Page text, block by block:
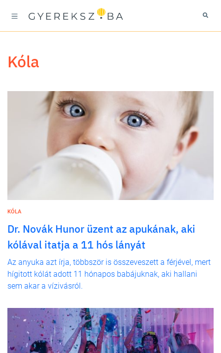
kóla
KÓLA
Dr. Novák Hunor üzent az apukának, aki
kólával itatja a 11 hós lányát
Az anyuka azt írja, többször is összeveszett a férjével, mert
hígitott kólát adott 11 hónapos babájuknak, aki hallani
sem akar a vízivásról.